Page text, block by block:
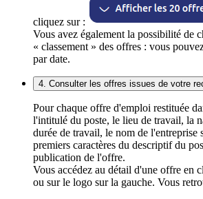
cliquez sur :
Vous avez également la possibilité de
« classement » des offres : vous
par date.
4. Consulter les offres issues de votre
Pour chaque offre d'emploi restituée
l'intitulé du poste, le lieu de travail, la
durée de travail, le nom de l'entreprise
premiers caractères du descriptif du
publication de l'offre.
Vous accédez au détail d'une offre en
ou sur le logo sur la gauche. Vous